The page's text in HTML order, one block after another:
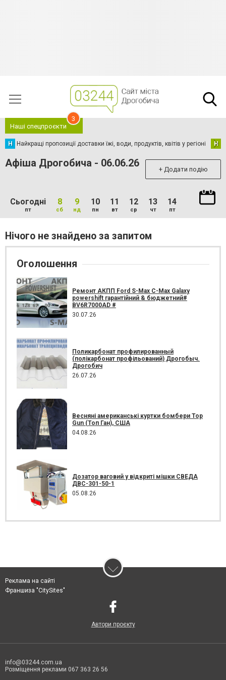
Наші спецпроєкти
3
Н Найкращі пропозиції доставки їжі, води, продуктів, квітів у регіоні Н
Афіша Дрогобича - 06.06.26 + Додати подію
Сьогодні
пт
8
сб
9
нд
10
пн
11
вт
12
ср
13
чт
14
пт
Нічого не знайдено за запитом
Оголошення
Ремонт АКПП Ford S-Max C-Max Galaxy
powershift гарантійний & бюджетний#
BV6R7000AD #
30.07.26
Поликарбонат профилированный
(полікарбонат профільований) Дрогобыч.
Дрогобич
26.07.26
Весняні американські куртки бомбери Top
Gun (Топ Ган), США
04.08.26
Дозатор ваговий у відкриті мішки СВЕДА
ДВС-301-50-1
05.08.26
Реклама на сайті
Франшиза "CitySites"
Автори проєкту
info@03244.com.ua
Розміщення реклами 067 363 26 56